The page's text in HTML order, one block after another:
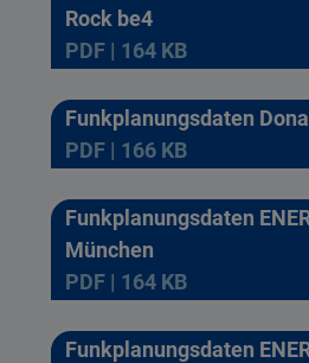
Rock be4
PDF | 164 KB
Funkplanungsdaten
PDF | 166 KB
Funkplanungsdaten
München
PDF | 164 KB
Funkplanungsdaten